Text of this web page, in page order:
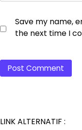
Save my name,
the next time I
LINK ALTERNATIF :